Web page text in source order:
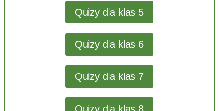
Quizy dla klas 5
Quizy dla klas 6
Quizy dla klas 7
Quizy dla klas 8